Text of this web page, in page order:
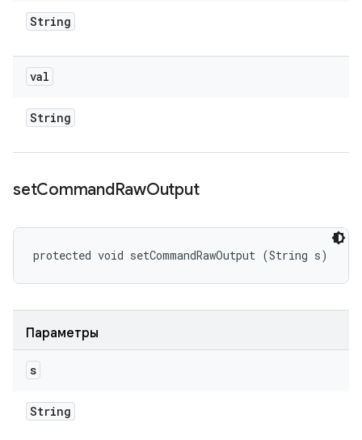
String
val
String
setCommandRawOutput
protected void setCommandRawOutput (String s)
Параметры
s
String